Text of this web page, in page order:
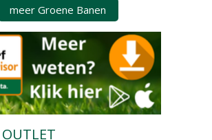
meer Groene Banen
OUTLET